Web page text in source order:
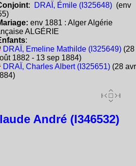
: DRAÏ, Émile (I325648)(env
env 1881 : Alger Algérie
ALGÉRIE
:
DRAÏ, Emeline Mathilde (I325649)(28
1882 - 13 sep 1884)
DRAÏ, Charles Albert (I325651)(28 avr
André (I346532)